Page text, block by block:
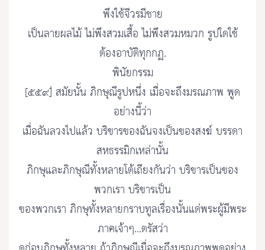
พึงใช้จีวรมีชาย
เป็นลายผลไม้ ไม่พึงสวมเสื้อ ไม่พึงสวมหมวก รูปใดใช้
ต้องอาบัติทุกกฏ.
พินัยกรรม
[๕๕๙] สมัยนั้น ภิกษุณีรูปหนึ่ง เมื่อจะถึงมรณภาพ พูด
อย่างนี้ว่า
เมื่อฉันลวงไปแล้ว บริขารของฉันจงเป็นของสงฆ์ บรรดา
สหธรรมิกเหล่านั้น
ภิกษุและภิกษุณีทั้งหลายโต้เถียงกันว่า บริขารเป็นของ
พวกเรา บริขารเป็น
ของพวกเรา ภิกษุทั้งหลายกราบทูลเรื่องนั้นแด่พระผู้มีพระ
ภาคเจ้าๆ...ตรัสว่า